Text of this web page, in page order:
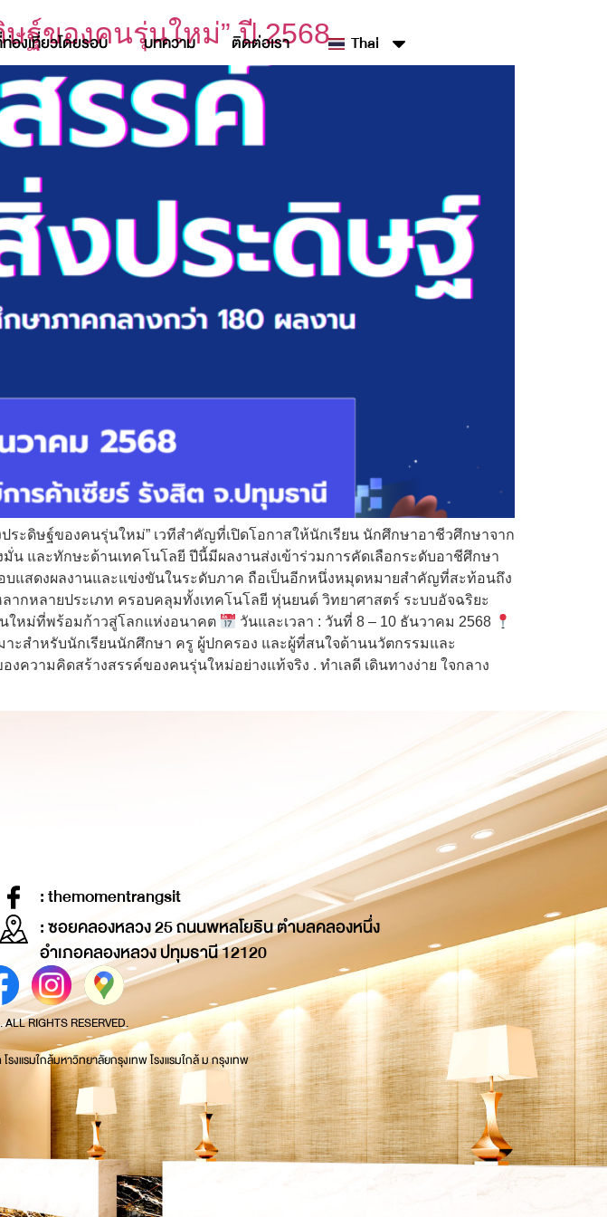
องเที่ยวโดยรอบ บทความ ติดต่อเรา Thai
ษฐ์ของคนรุ่นใหม่” ปี 2568
ะดิษฐ์ของคนรุ่นใหม่” เวทีสำคัญที่เปิดโอกาสให้นักเรียน นักศึกษาอาชีวศึกษาจาก
และทักษะด้านเทคโนโลยี ปีนี้มีผลงานส่งเข้าร่วมการคัดเลือกระดับอาชีศึกษา
บแสดงผลงานและแข่งขันในระดับภาค ถือเป็นอีกหนึ่งหมุดหมายสำคัญที่สะท้อนถึง
กหลายประเภท ครอบคลุมทั้งเทคโนโลยี หุ่นยนต์ วิทยาศาสตร์ ระบบอัจฉริยะ
ใหม่ที่พร้อมก้าวสู่โลกแห่งอนาคต
วันและเวลา : วันที่ 8 – 10 ธันวาคม 2568
ะสำหรับนักเรียนนักศึกษา ครู ผู้ปกครอง และผู้ที่สนใจด้านนวัตกรรมและ
ความคิดสร้างสรรค์ของคนรุ่นใหม่อย่างแท้จริง . ทำเลดี เดินทางง่าย ใจกลาง
: themomentrangsit
: ซอยคลองหลวง 25 ถนนพหลโยธิน ตำบลคลองหนึ่ง
อำเภอคลองหลวง ปทุมธานี 12120
RIGHTS RESERVED.
งแรมใกล้มหาวิทยาลัยกรุงเทพ โรงแรมใกล้ ม กรุงเทพ